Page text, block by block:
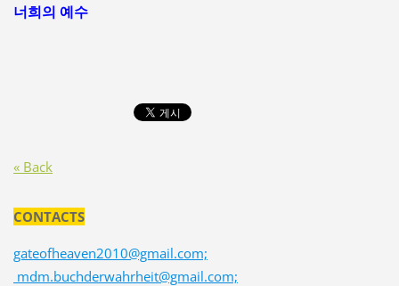
너희의 예수
« Back
CONTACTS
gateofheaven2010@gmail.com;
mdm.buchderwahrheit@gmail.com;